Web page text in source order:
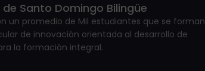
Santo Domingo Bilingüe
un promedio de Mil estudiantes que se forman
de innovación orientada al desarrollo de
la formación integral.